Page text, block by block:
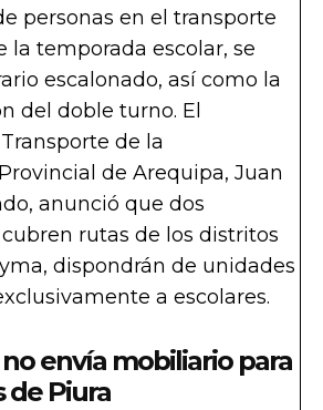
personas en el transporte
la temporada escolar, se
escalonado, así como la
del doble turno. El
de la
de Arequipa, Juan
anunció que dos
rutas de los distritos
dispondrán de unidades
a escolares.
envía mobiliario para
de Piura